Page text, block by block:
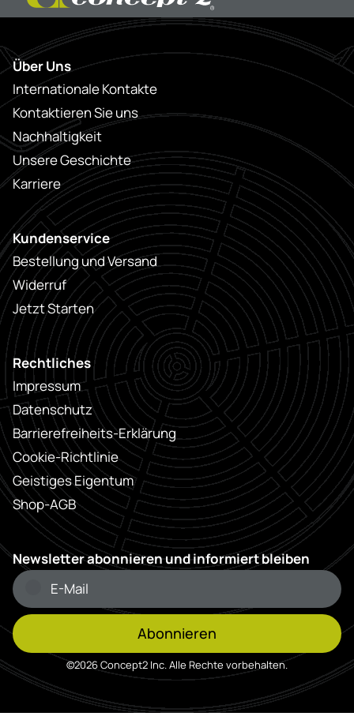
Über Uns
Internationale Kontakte
Kontaktieren Sie uns
Nachhaltigkeit
Unsere Geschichte
Karriere
Kundenservice
Bestellung und Versand
Widerruf
Jetzt Starten
Rechtliches
Impressum
Datenschutz
Barrierefreiheits-Erklärung
Cookie-Richtlinie
Geistiges Eigentum
Shop-AGB
Newsletter abonnieren und informiert bleiben
Abonnieren
©2026 Concept2 Inc. Alle Rechte vorbehalten.